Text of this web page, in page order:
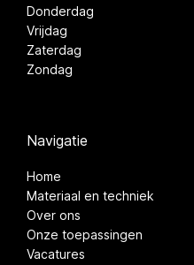
Donderdag
Vrijdag
Zaterdag
Zondag
Navigatie
Home
Materiaal en techniek
Over ons
Onze toepassingen
Vacatures